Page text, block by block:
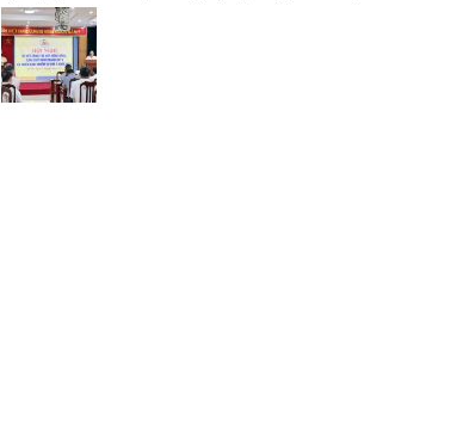
I và triển khai nhiệm vụ quý II năm 2023